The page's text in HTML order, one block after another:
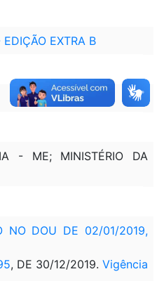
EXTRA B
- ME; MINISTÉRIO DA
NO DOU DE 02/01/2019,
, DE 30/12/2019. Vigência